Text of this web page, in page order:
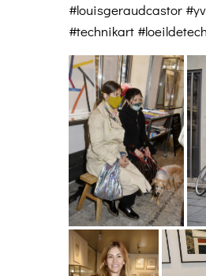
#louisgeraudcastor
#technikart